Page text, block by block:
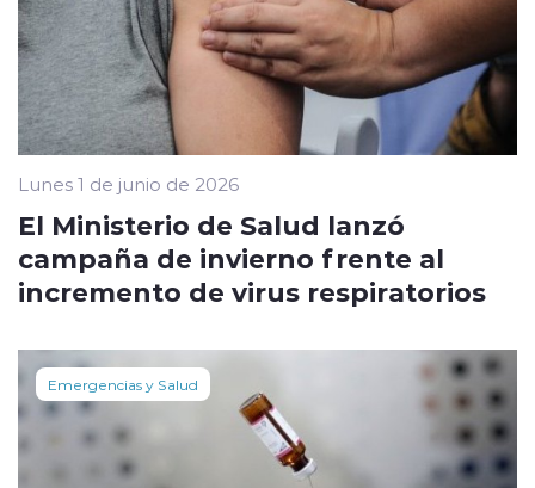
Lunes 1 de junio de 2026
El Ministerio de Salud lanzó
campaña de invierno frente al
incremento de virus respiratorios
Emergencias y Salud